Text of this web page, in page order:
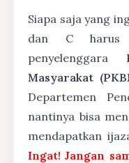
Siapa saja yang
dan C harus
penyelenggara
Masyarakat
Departemen
nantinya bisa
mendapatkan
Ingat! Jangan